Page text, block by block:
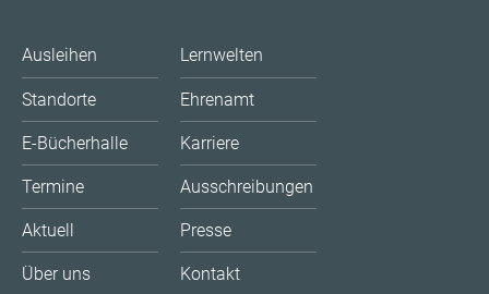
Ausleihen
Standorte
E-Bücherhalle
Termine
Aktuell
Über uns
Lernwelten
Ehrenamt
Karriere
Ausschreibungen
Presse
Kontakt